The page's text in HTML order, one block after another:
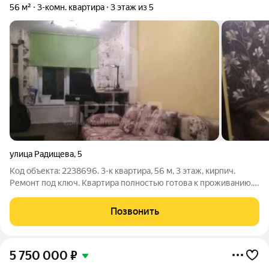
56 м² 3-комн. квартира 3 этаж из 5
улица Радищева,5
Код объекта: 2238696. 3-к квартира, 56 м, 3 этаж, кирпич.
Ремонт под ключ. Квартира полностью готова к проживанию.
сложившейся инфраструктурой. Ключевые факты: - Дом:
Кирпич, 1968 г. (крепкий,
Позвонить
5 750 000 ₽